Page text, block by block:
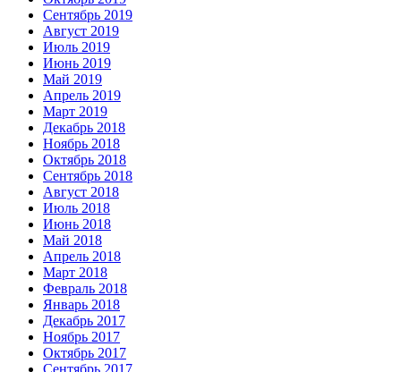
Сентябрь 2019
Август 2019
Июль 2019
Июнь 2019
Май 2019
Апрель 2019
Март 2019
Декабрь 2018
Ноябрь 2018
Октябрь 2018
Сентябрь 2018
Август 2018
Июль 2018
Июнь 2018
Май 2018
Апрель 2018
Март 2018
Февраль 2018
Январь 2018
Декабрь 2017
Ноябрь 2017
Октябрь 2017
Сентябрь 2017